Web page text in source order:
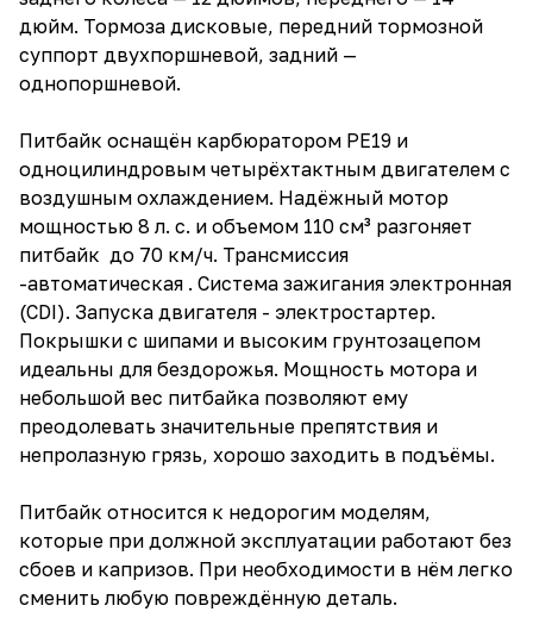
дюйм. Тормоза дисковые, передний тормозной
суппорт двухпоршневой, задний —
однопоршневой.
Питбайк оснащён карбюратором PE19 и
одноцилиндровым четырёхтактным двигателем с
воздушным охлаждением. Надёжный мотор
мощностью 8 л. с. и объемом 110 см³ разгоняет
питбайк до 70 км/ч. Трансмиссия
-автоматическая . Система зажигания электронная
(CDI). Запуска двигателя - электростартер.
Покрышки с шипами и высоким грунтозацепом
идеальны для бездорожья. Мощность мотора и
небольшой вес питбайка позволяют ему
преодолевать значительные препятствия и
непролазную грязь, хорошо заходить в подъёмы.
Питбайк относится к недорогим моделям,
которые при должной эксплуатации работают без
сбоев и капризов. При необходимости в нём легко
сменить любую повреждённую деталь.